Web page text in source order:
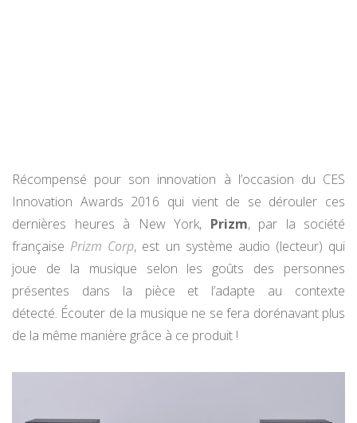
Récompensé pour son innovation à l’occasion du CES
Innovation Awards 2016 qui vient de se dérouler ces
dernières heures à New York, Prizm, par la société
française Prizm Corp, est un système audio (lecteur) qui
joue de la musique selon les goûts des personnes
présentes dans la pièce et l’adapte au contexte
détecté. Écouter de la musique ne se fera dorénavant plus
de la même manière grâce à ce produit !